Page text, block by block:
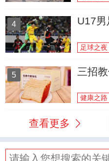
4 U17男
足球之夜
5 三招
健康之路
查看更多